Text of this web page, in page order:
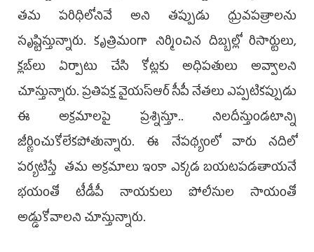
తమ పరిధిలోనివే అని తప్పుడు ధ్రువపత్రాలను
సృష్టిస్తున్నారు. కృత్రిమంగా నిర్మించిన దిబ్బల్లో రిసార్టులు,
క్లబ్‌లు ఏర్పాటు చేసి కోట్లకు అధిపతులు అవ్వాలని
చూస్తున్నారు. ప్రతిపక్ష వైయ‌స్ఆర్‌ సీపీ నేతలు ఎప్పటికప్పుడు
ఈ అక్రమాలపై ప్రశ్నిస్తూ.. నిలదీస్తుండటాన్ని
జీర్ణించుకోలేకపోతున్నారు. ఈ నేపథ్యంలో వారు నదిలో
పర్యటిస్తే తమ అక్రమాలు ఇంకా ఎక్కడ బయటపడతాయనే
భయంతో టీడీపీ నాయకులు పోలీసుల సాయంతో
అడ్డుకోవాలని చూస్తున్నారు.